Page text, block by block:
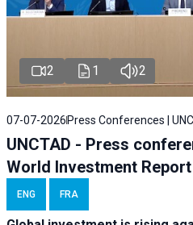
2 1 2
07-07-2026 Press Conferences |
UNCTAD - Press
World Investment
ENG FRA